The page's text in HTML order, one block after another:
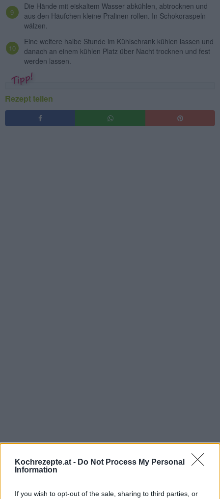
Kochrezepte.at - Do Not Process My Personal
Information
If you wish to opt-out of the sale, sharing to third parties, or
Die Hände mit eiskaltem Wasser abkühlen, abtrocknen und
aus den Häufchen kleine Pralinen rollen. In Schokoraspeln
wälzen.
Eine weitere halbe Stunde im Kühlschrank kühlen lassen und
danach an einem kühlen Platz über Nacht trocknen und fest
werden lassen.
Rezept teilen
Interessante Rezeptsammlungen
Dessert Rezepte/ Kaffee Rezepte/ Konfiserie Rezepte
Schokolade Rezepte